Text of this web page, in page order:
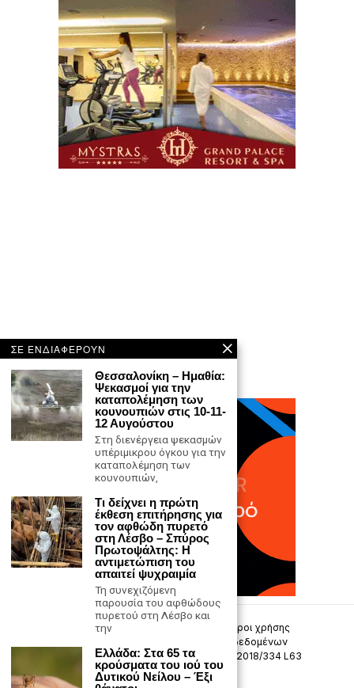
Επικοινωνία
Όροι χρήσης
Πολιτική προστασίας προσωπικών δεδομένων
Δήλωση συμμόρφωσης -σύσταση (ΕΕ) 2018/334 L63
ΣΕ ΕΝΔΙΑΦΕΡΟΥΝ
Θεσσαλονίκη – Ημαθία:
Ψεκασμοί για την
καταπολέμηση των
κουνουπιών στις 10-11-
12 Αυγούστου
Στη διενέργεια ψεκασμών
υπέριμικρου όγκου για την
καταπολέμηση των
κουνουπιών,
Τι δείχνει η πρώτη
έκθεση επιτήρησης για
τον αφθώδη πυρετό
στη Λέσβο – Σπύρος
Πρωτοψάλτης: Η
αντιμετώπιση του
απαιτεί ψυχραιμία
Τη συνεχιζόμενη
παρουσία του αφθώδους
πυρετού στη Λέσβο και
την
Ελλάδα: Στα 65 τα
κρούσματα του ιού του
Δυτικού Νείλου – Έξι